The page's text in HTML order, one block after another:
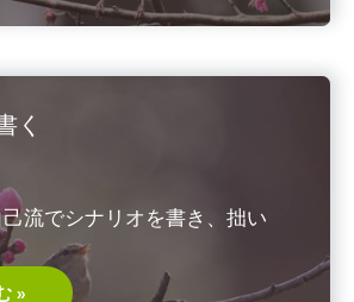
く
流でシナリオを書き、拙い
»